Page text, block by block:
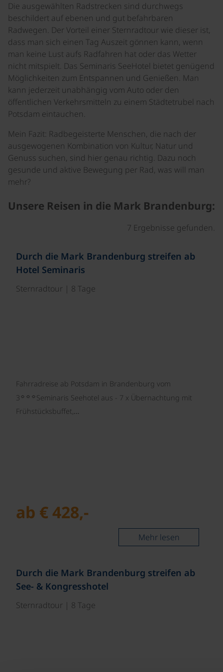
Die ausgewählten Radstrecken sind durchwegs
beschildert auf ebenen und gut befahrbaren
Radwegen. Der Vorteil einer Sternradtour wie dieser ist,
dass man sich einen Tag Auszeit gönnen kann, wenn
man keine Lust aufs Radfahren hat oder das Wetter
nicht mitspielt. Das Seminaris SeeHotel bietet genügend
Möglichkeiten zum Entspannen und Genießen. Man
kann jederzeit unabhängig vom Auto oder den
öffentlichen Verkehrsmitteln zu einem Städtetrubel nach
Potsdam eintauchen.
Mein Fazit: Radbegeisterte Menschen, die nach der
ausgewogenen Kombination von Kultur, Natur und
Genuss suchen, sind hier genau richtig. Dazu noch
gesunde und aktive Bewegung per Rad, was will man
mehr?
Unsere Reisen in die Mark Brandenburg:
7 Ergebnisse gefunden.
Durch die Mark Brandenburg streifen ab
Hotel Seminaris
Sternradtour | 8 Tage
Fahrradreise ab Potsdam in Brandenburg vom
3☼☼☼Seminaris Seehotel aus - 7 x Übernachtung mit
Frühstücksbuffet,…
ab € 428,-
Mehr lesen
Durch die Mark Brandenburg streifen ab
See- & Kongresshotel
Sternradtour | 8 Tage